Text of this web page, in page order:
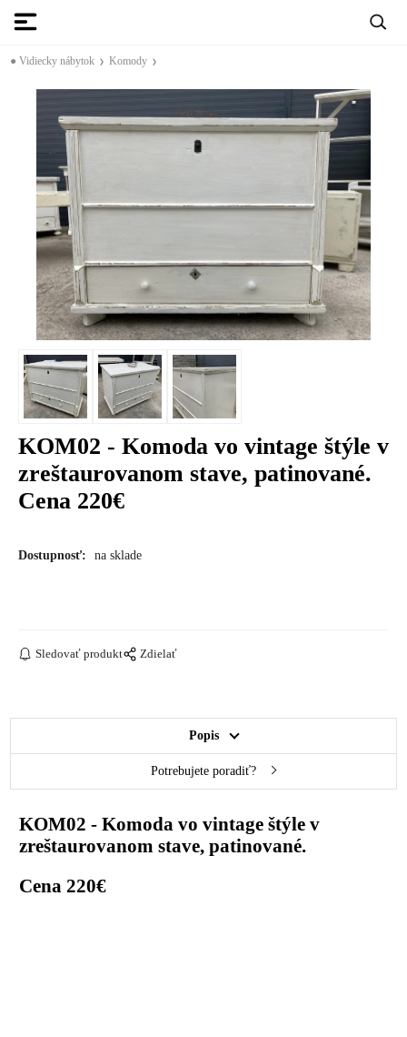
● Vidiecky nábytok Komody
KOM02 - Komoda vo vintage štýle v
zreštaurovanom stave, patinované.
Cena 220€
Dostupnosť: na sklade
Sledovať produkt Zdielať
Popis
Potrebujete poradiť?
KOM02 - Komoda vo vintage štýle v
zreštaurovanom stave, patinované.
Cena 220€